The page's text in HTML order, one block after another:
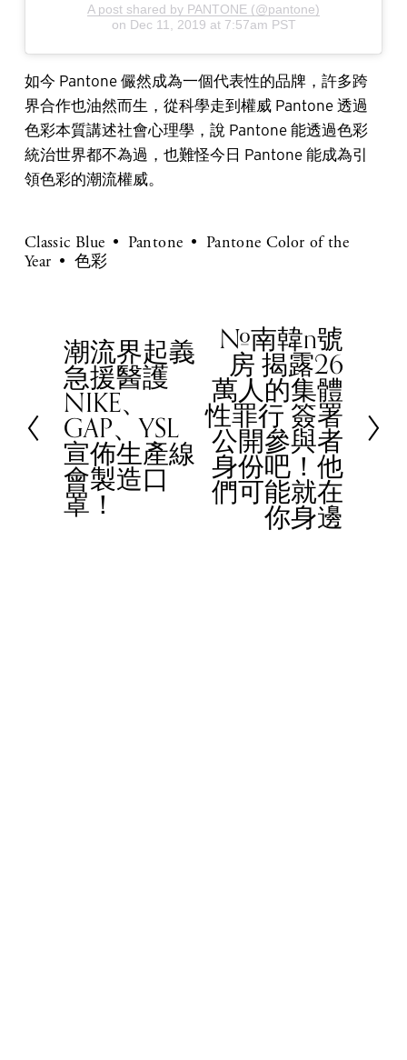
A post shared by PANTONE (@pantone)
on Dec 11, 2019 at 7:57am PST
如今 Pantone 儼然成為一個代表性的品牌，許多跨
界合作也油然而生，從科學走到權威 Pantone 透過
色彩本質講述社會心理學，說 Pantone 能透過色彩
統治世界都不為過，也難怪今日 Pantone 能成為引
領色彩的潮流權威。
Classic Blue Pantone
Pantone Color of the
Year
色彩
P
r
e
v
i
o
u
潮流界起義
急援醫護
NIKE、
GAP、YSL
宣佈生產線
會製造口
罩！
t
#南韓n號
房 揭露26
萬人的集體
性罪行 簽署
公開參與者
身份吧！他
們可能就在
你身邊